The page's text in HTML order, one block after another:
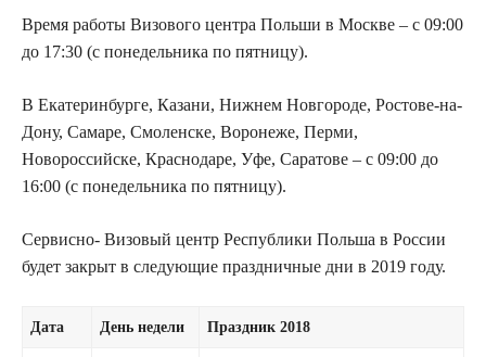
Время работы Визового центра Польши в Москве – с 09:00
до 17:30 (с понедельника по пятницу).
В Екатеринбурге, Казани, Нижнем Новгороде, Ростове-на-
Дону, Самаре, Смоленске, Воронеже, Перми,
Новороссийске, Краснодаре, Уфе, Саратове – с 09:00 до
16:00 (с понедельника по пятницу).
Сервисно- Визовый центр Республики Польша в России
будет закрыт в следующие праздничные дни в 2019 году.
Дата День недели Праздник 2018